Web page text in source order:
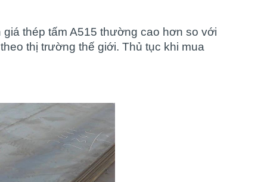
giá thép tấm A515 thường cao hơn so với
thị trường thế giới. Thủ tục khi mua